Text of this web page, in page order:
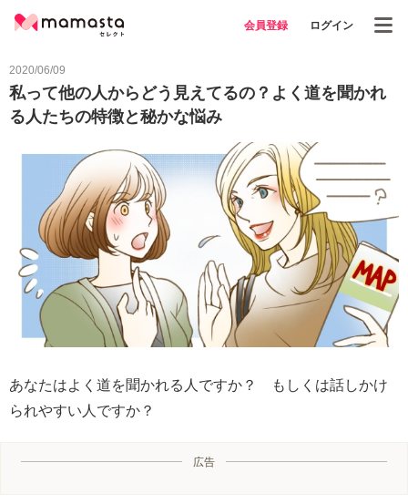
会員登録 ログイン
2020/06/09
私って他の人からどう見えてるの？よく道を聞かれ
る人たちの特徴と秘かな悩み
あなたはよく道を聞かれる人ですか？ もしくは話しかけ
られやすい人ですか？
広告